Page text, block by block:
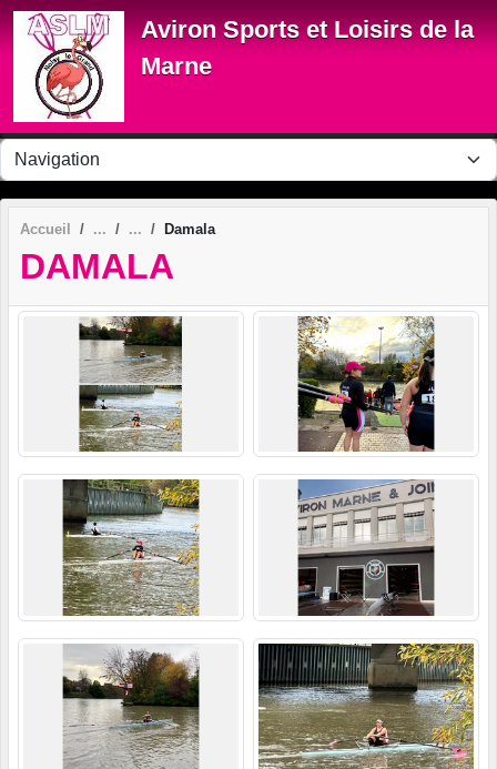
Aviron Sports et Loisirs de la
Marne
Accueil Damala
DAMALA
Panneau de gestion des cookies